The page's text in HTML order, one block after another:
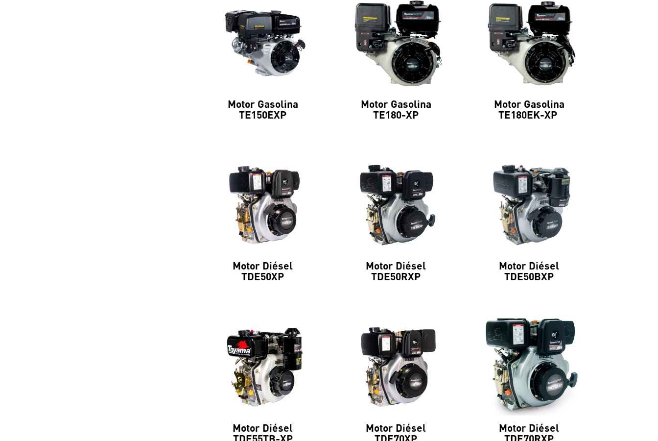
Motor Gasolina
TE150EXP
Motor Gasolina
TE180-XP
Motor Gasolina
TE180EK-XP
Motor Diésel
TDE50XP
Motor Diésel
TDE50RXP
Motor Diésel
TDE50BXP
Motor Diésel
TDE55TB-XP
Motor Diésel
TDE70XP
Motor Diésel
TDE70RXP